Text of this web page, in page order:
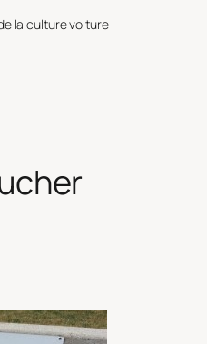
la culture voiture